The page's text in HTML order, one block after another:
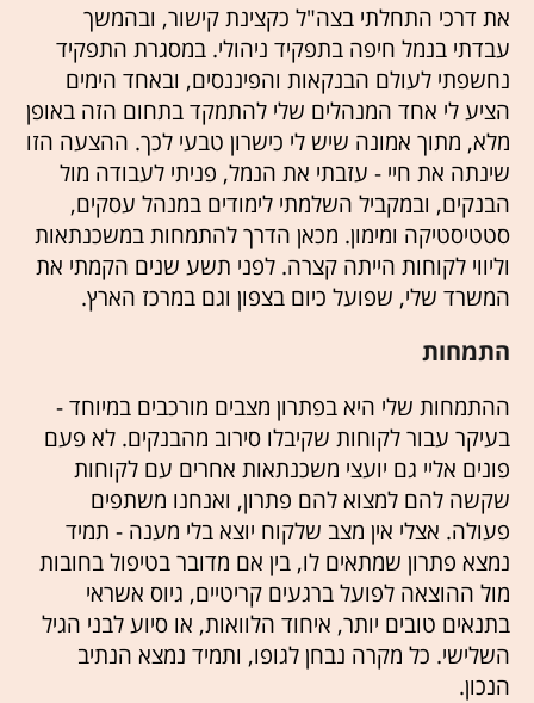
את דרכי התחלתי בצה"ל כקצינת קישור, ובהמשך
עבדתי בנמל חיפה בתפקיד ניהולי. במסגרת התפקיד
נחשפתי לעולם הבנקאות והפיננסים, ובאחד הימים
הציע לי אחד המנהלים שלי להתמקד בתחום הזה באופן
מלא, מתוך אמונה שיש לי כישרון טבעי לכך. ההצעה הזו
שינתה את חיי - עזבתי את הנמל, פניתי לעבודה מול
הבנקים, ובמקביל השלמתי לימודים במנהל עסקים,
סטטיסטיקה ומימון. מכאן הדרך להתמחות במשכנתאות
וליווי לקוחות הייתה קצרה. לפני תשע שנים הקמתי את
המשרד שלי, שפועל כיום בצפון וגם במרכז הארץ.
התמחות
ההתמחות שלי היא בפתרון מצבים מורכבים במיוחד -
בעיקר עבור לקוחות שקיבלו סירוב מהבנקים. לא פעם
פונים אליי גם יועצי משכנתאות אחרים עם לקוחות
שקשה להם למצוא להם פתרון, ואנחנו משתפים
פעולה. אצלי אין מצב שלקוח יוצא בלי מענה - תמיד
נמצא פתרון שמתאים לו, בין אם מדובר בטיפול בחובות
מול ההוצאה לפועל ברגעים קריטיים, גיוס אשראי
בתנאים טובים יותר, איחוד הלוואות, או סיוע לבני הגיל
השלישי. כל מקרה נבחן לגופו, ותמיד נמצא הנתיב
הנכון.